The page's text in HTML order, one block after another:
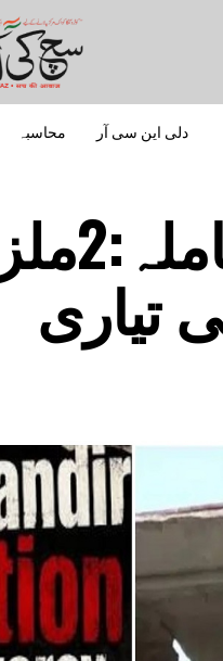
دلی این سی آر محاسبہ
رام
تیاری